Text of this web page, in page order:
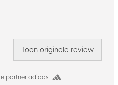
partner adidas
Toon originele review